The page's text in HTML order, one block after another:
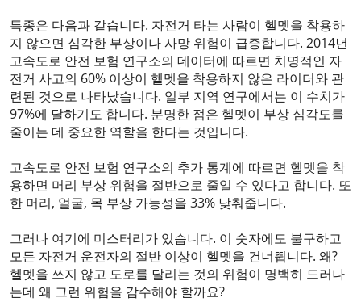
특종은 다음과 같습니다. 자전거 타는 사람이 헬멧을 착용하
지 않으면 심각한 부상이나 사망 위험이 급증합니다. 2014년
고속도로 안전 보험 연구소의 데이터에 따르면 치명적인 자
전거 사고의 60% 이상이 헬멧을 착용하지 않은 라이더와 관
련된 것으로 나타났습니다. 일부 지역 연구에서는 이 수치가
97%에 달하기도 합니다. 분명한 점은 헬멧이 부상 심각도를
줄이는 데 중요한 역할을 한다는 것입니다.
고속도로 안전 보험 연구소의 추가 통계에 따르면 헬멧을 착
용하면 머리 부상 위험을 절반으로 줄일 수 있다고 합니다. 또
한 머리, 얼굴, 목 부상 가능성을 33% 낮춰줍니다.
그러나 여기에 미스터리가 있습니다. 이 숫자에도 불구하고
모든 자전거 운전자의 절반 이상이 헬멧을 건너뜁니다. 왜?
헬멧을 쓰지 않고 도로를 달리는 것의 위험이 명백히 드러나
는데 왜 그런 위험을 감수해야 할까요?